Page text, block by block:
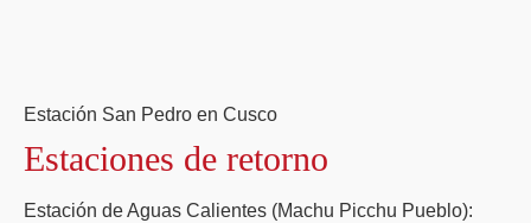
Estación San Pedro en Cusco
Estaciones de retorno
Estación de Aguas Calientes (Machu Picchu Pueblo):